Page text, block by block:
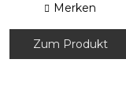
Merken
Zum Produkt